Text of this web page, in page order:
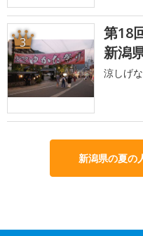
3
第18
新潟
涼しげ
新潟県の夏の